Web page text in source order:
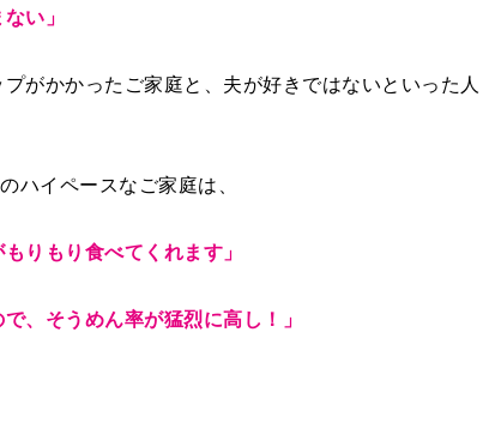
い」
がかかったご家庭と、夫が好きではないといった人
ハイペースなご家庭は、
りもり食べてくれます」
、そうめん率が猛烈に高し！」